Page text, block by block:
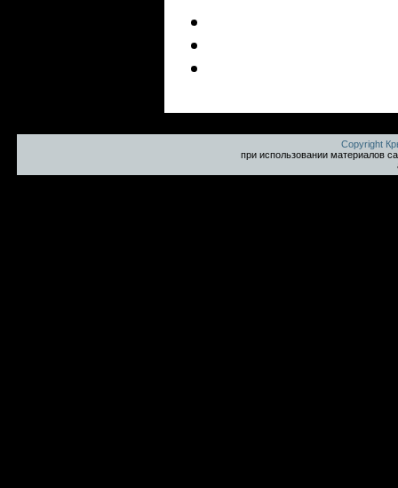
Copyright
при использовании материалов